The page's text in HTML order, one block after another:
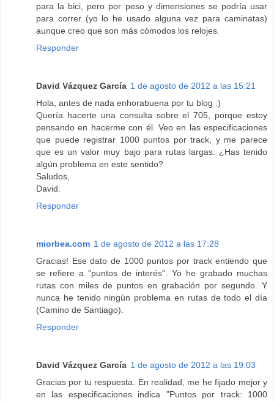
para la bici, pero por peso y dimensiones se podría usar
para correr (yo lo he usado alguna vez para caminatas)
aunque creo que son más cómodos los relojes.
Responder
David Vázquez García 1 de agosto de 2012 a las 15:21
Hola, antes de nada enhorabuena por tu blog :)
Quería hacerte una consulta sobre el 705, porque estoy
pensando en hacerme con él. Veo en las especificaciones
que puede registrar 1000 puntos por track, y me parece
que es un valor muy bajo para rutas largas. ¿Has tenido
algún problema en este sentido?
Saludos,
David.
Responder
miorbea.com 1 de agosto de 2012 a las 17:28
Gracias! Ese dato de 1000 puntos por track entiendo que
se refiere a "puntos de interés". Yo he grabado muchas
rutas con miles de puntos en grabación por segundo. Y
nunca he tenido ningún problema en rutas de todo el día
(Camino de Santiago).
Responder
David Vázquez García 1 de agosto de 2012 a las 19:03
Gracias por tu respuesta. En realidad, me he fijado mejor y
en las especificaciones indica "Puntos por track: 1000